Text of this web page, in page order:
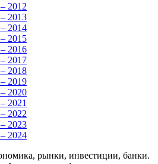
2012
2013
2014
2015
2016
2017
2018
2019
2020
2021
2022
2023
2024
рынки, инвестиции, банки.